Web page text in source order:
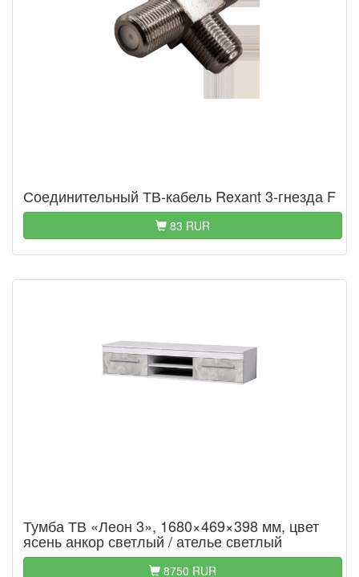
Соединительный ТВ-кабель Rexant 3-гнезда F
83 RUR
Тумба ТВ «Леон 3», 1680×469×398 мм, цвет
ясень анкор светлый / ателье светлый
8750 RUR